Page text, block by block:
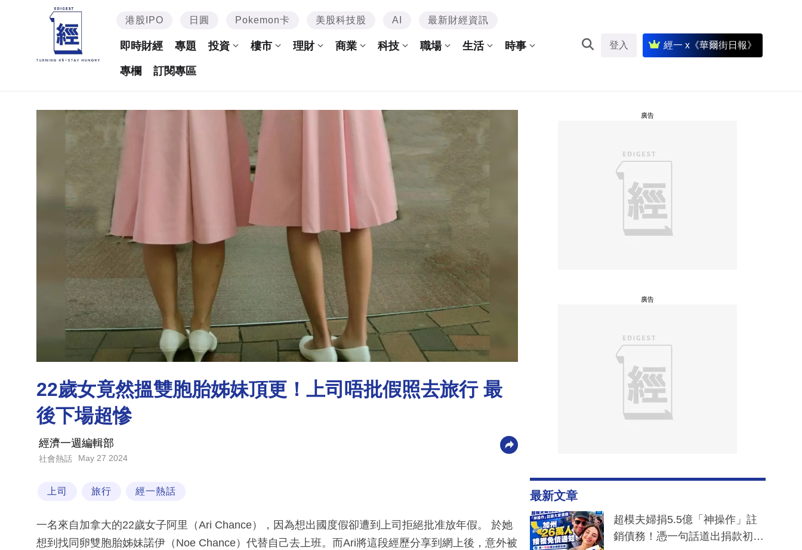
港股IPO 日圓 Pokemon卡 美股科技股 AI 最新財經資訊
即時財經 專題 投資 樓市 理財 商業 科技 職場 生活 時事
專欄 訂閱專區
登入 經一 x《華爾街日報》
22歲女竟然搵雙胞胎姊妹頂更！上司唔批假照去旅行 最
後下場超慘
經濟一週編輯部
社會熱話 May 27 2024
上司 旅行 經一熱話
一名來自加拿大的22歲女子阿里（Ari Chance），因為想出國度假卻遭到上司拒絕批准放年假。 於她
想到找同卵雙胞胎姊妹諾伊（Noe Chance）代替自己去上班。而Ari將這段經歷分享到網上後，意外被
廣告
廣告
最新文章
超模夫婦捐5.5億「神操作」註
銷債務！憑一句話道出捐款初